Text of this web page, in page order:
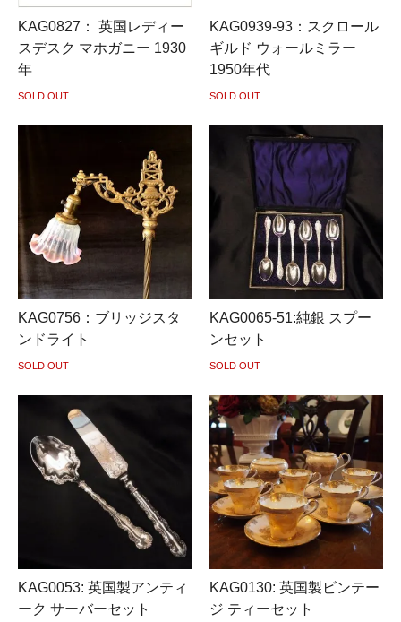
KAG0827： 英国レディー
スデスク マホガニー 1930
年
SOLD OUT
KAG0939-93：スクロール
ギルド ウォールミラー
1950年代
SOLD OUT
KAG0756：ブリッジスタ
ンドライト
SOLD OUT
KAG0065-51:純銀 スプー
ンセット
SOLD OUT
KAG0053: 英国製アンティ
ーク サーバーセット
KAG0130: 英国製ビンテー
ジ ティーセット